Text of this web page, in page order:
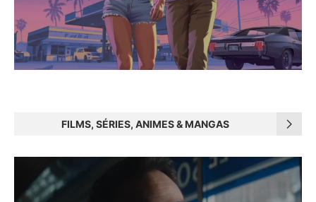
FILMS, SÉRIES, ANIMES & MANGAS